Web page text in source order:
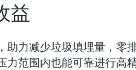
益
助力减少垃圾填埋量，零
力范围内也能可靠进行高